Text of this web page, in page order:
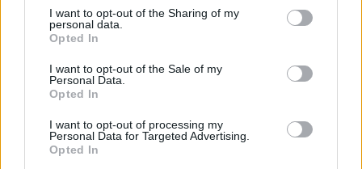
I want to opt-out of the Sharing of my
personal data.
Opted In
I want to opt-out of the Sale of my
Personal Data.
Opted In
I want to opt-out of processing my
Personal Data for Targeted Advertising.
Opted In
30 milliárd euróval alakul elektromos
gyártóvá a Stellantis
2021-07-10 0 hozzászólás
Akkumulátorok, padlólemezek és komoly átszervezések érkeznek.